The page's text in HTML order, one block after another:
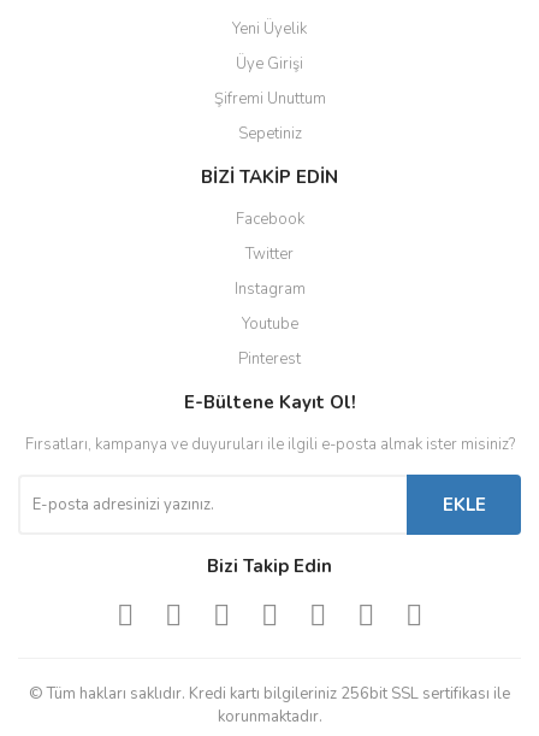
Yeni Üyelik
Üye Girişi
Şifremi Unuttum
Sepetiniz
BİZİ TAKİP EDİN
Facebook
Twitter
Instagram
Youtube
Pinterest
E-Bültene Kayıt Ol!
Fırsatları, kampanya ve duyuruları ile ilgili e-posta almak ister misiniz?
EKLE
Bizi Takip Edin
© Tüm hakları saklıdır. Kredi kartı bilgileriniz 256bit SSL sertifikası ile
korunmaktadır.